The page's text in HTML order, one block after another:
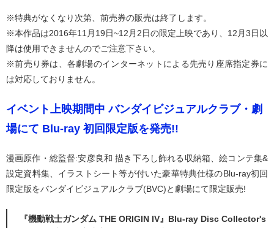
※特典がなくなり次第、前売券の販売は終了します。
※本作品は2016年11月19日~12月2日の限定上映であり、12月3日以
降は使用できませんのでご注意下さい。
※前売り券は、各劇場のインターネットによる先売り座席指定券に
は対応しておりません。
イベント上映期間中 バンダイビジュアルクラブ・劇
場にて Blu-ray 初回限定版を発売!!
漫画原作・総監督:安彦良和 描き下ろし飾れる収納箱、絵コンテ集&
設定資料集、イラストシート等が付いた豪華特典仕様のBlu-ray初回
限定版をバンダイビジュアルクラブ(BVC)と劇場にて限定販売!
『機動戦士ガンダム THE ORIGIN IV』Blu-ray Disc Collector's